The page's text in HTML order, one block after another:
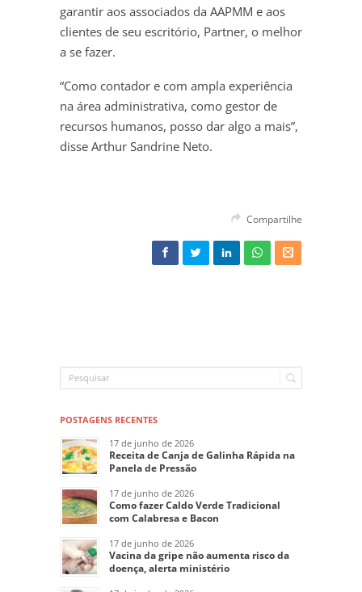
garantir aos associados da AAPMM e aos
clientes de seu escritório, Partner, o melhor
a se fazer.
“Como contador e com ampla experiência
na área administrativa, como gestor de
recursos humanos, posso dar algo a mais”,
disse Arthur Sandrine Neto.
Compartilhe
POSTAGENS RECENTES
17 de junho de 2026
Receita de Canja de Galinha Rápida na
Panela de Pressão
17 de junho de 2026
Como fazer Caldo Verde Tradicional
com Calabresa e Bacon
17 de junho de 2026
Vacina da gripe não aumenta risco da
doença, alerta ministério